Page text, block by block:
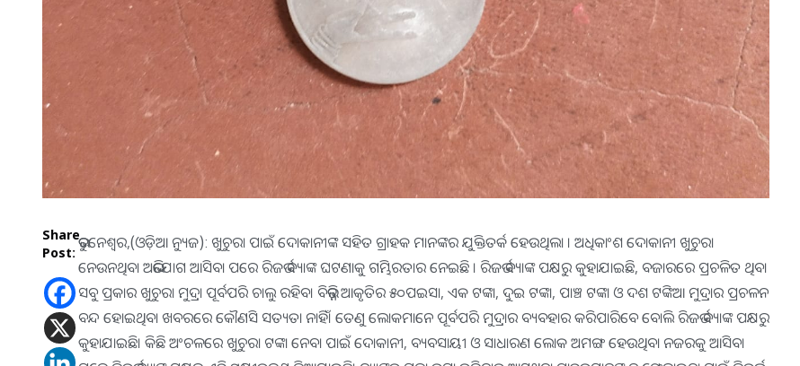
Share
Post:
ଭୁବନେଶ୍ୱର,(ଓଡ଼ିଆ ନ୍ୟୁଜ): ଖୁଚୁରା ପାଇଁ ଦୋକାନୀଙ୍କ ସହିତ ଗ୍ରାହକ ମାନଙ୍କର ଯୁକ୍ତିତର୍କ ହେଉଥିଲା । ଅଧିକାଂଶ ଦୋକାନୀ ଖୁଚୁରା
ନେଉନଥିବା ଅଭିଯୋଗ ଆସିବା ପରେ ରିଜର୍ଭ ବ୍ୟାଙ୍କ ଘଟଣାକୁ ଗମ୍ଭିରତାର ନେଇଛି । ରିଜର୍ଭ ବ୍ୟାଙ୍କ ପକ୍ଷରୁ କୁହାଯାଇଛି, ବଜାରରେ ପ୍ରଚଳିତ ଥିବା
ସବୁ ପ୍ରକାର ଖୁଚୁରା ମୁଦ୍ରା ପୂର୍ବପରି ଚାଲୁ ରହିବ। ବିଭିନ୍ନ ଆକୃତିର ୫୦ପଇସା, ଏକ ଟଙ୍କା, ଦୁଇ ଟଙ୍କା, ପାଞ୍ଚ ଟଙ୍କା ଓ ଦଶ ଟଙ୍କିଆ ମୁଦ୍ରାର ପ୍ରଚଳନ
ବନ୍ଦ ହୋଇଥିବା ଖବରରେ କୌଣସି ସତ୍ୟତା ନାହିଁ। ତେଣୁ ଲୋକମାନେ ପୂର୍ବପରି ମୁଦ୍ରାର ବ୍ୟବହାର କରିପାରିବେ ବୋଲି ରିଜର୍ଭ ବ୍ୟାଙ୍କ ପକ୍ଷରୁ
କୁହାଯାଇଛି। କିଛି ଅଂଚଳରେ ଖୁଚୁରା ଟଙ୍କା ନେବା ପାଇଁ ଦୋକାନୀ, ବ୍ୟବସାୟୀ ଓ ସାଧାରଣ ଲୋକ ଅମଙ୍ଗ ହେଉଥିବା ନଜରକୁ ଆସିବା